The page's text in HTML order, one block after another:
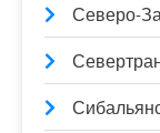
Северо-